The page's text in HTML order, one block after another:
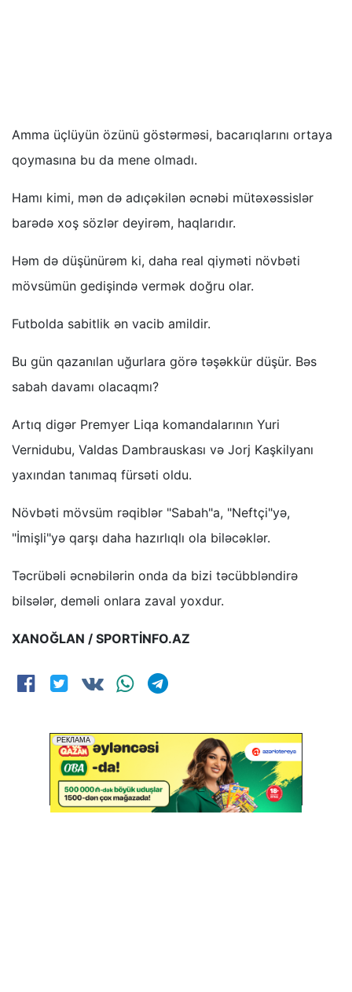
Amma üçlüyün özünü göstərməsi, bacarıqlarını ortaya
qoymasına bu da mene olmadı.
Hamı kimi, mən də adıçəkilən əcnəbi mütəxəssislər
barədə xoş sözlər deyirəm, haqlarıdır.
Həm də düşünürəm ki, daha real qiyməti növbəti
mövsümün gedişində vermək doğru olar.
Futbolda sabitlik ən vacib amildir.
Bu gün qazanılan uğurlara görə təşəkkür düşür. Bəs
sabah davamı olacaqmı?
Artıq digər Premyer Liqa komandalarının Yuri
Vernidubu, Valdas Dambrauskası və Jorj Kaşkilyanı
yaxından tanımaq fürsəti oldu.
Növbəti mövsüm rəqiblər "Sabah"a, "Neftçi"yə,
"İmişli"yə qarşı daha hazırlıqlı ola biləcəklər.
Təcrübəli əcnəbilərin onda da bizi təcübbləndirə
bilsələr, deməli onlara zaval yoxdur.
XANOĞLAN / SPORTİNFO.AZ